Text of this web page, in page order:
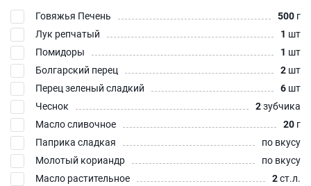
Говяжья Печень 500 г
Лук репчатый
1 шт
Помидоры
1 шт
Болгарский перец
2 шт
Перец зеленый сладкий
6 шт
Чеснок
2зубчика
Масло сливочное
20 г
Паприка сладкая
по вкусу
Молотый кориандр
по вкусу
Масло растительное
2ст.л.